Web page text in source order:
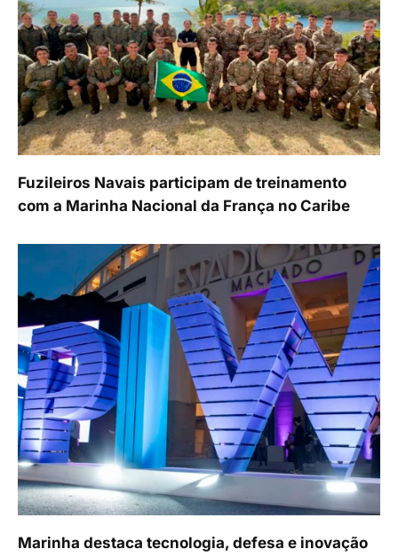
Fuzileiros Navais participam de treinamento
com a Marinha Nacional da França no Caribe
Marinha destaca tecnologia, defesa e inovação